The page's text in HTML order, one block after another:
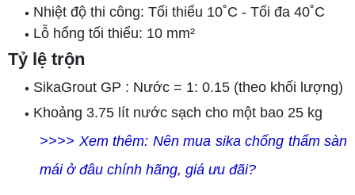
• Nhiệt độ thi công: Tối thiểu 10˚C - Tối đa 40˚C
• Lỗ hổng tối thiểu: 10 mm²
Tỷ lệ trộn
• SikaGrout GP : Nước = 1: 0.15 (theo khối lượng)
• Khoảng 3.75 lít nước sạch cho một bao 25 kg
>>>> Xem thêm: Nên mua sika chống thấm sàn
mái ở đâu chính hãng, giá ưu đãi?